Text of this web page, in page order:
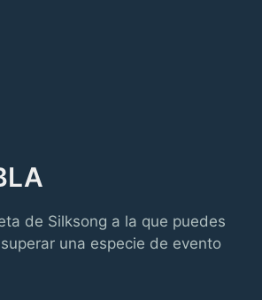
de Silksong a la que puedes
una especie de evento